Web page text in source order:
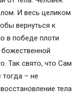
И весь целиком
вернуться к
в победе плоти
Так свято, что Сам
тогда – не
тела